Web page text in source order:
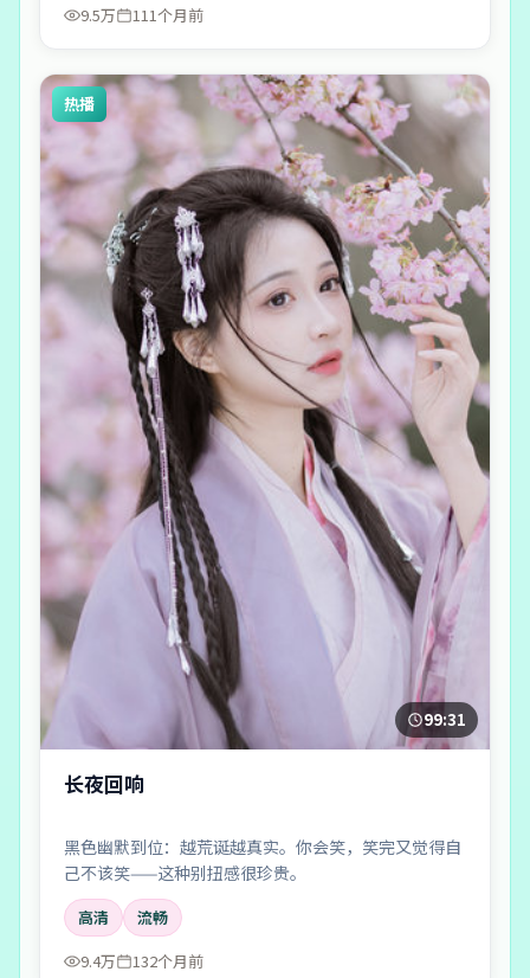
9.5万
111个月前
热播
99:31
长夜回响
黑色幽默到位：越荒诞越真实。你会笑，笑完又觉得自
己不该笑——这种别扭感很珍贵。
高清
流畅
9.4万
132个月前